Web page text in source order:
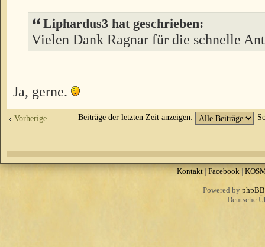
Liphardus3 hat geschrieben:
Vielen Dank Ragnar für die schnelle
Ja, gerne.
Vorherige Beiträge der letzten Zeit anzeigen:
Kontakt| Facebook |
Powered by phpBB
Deutsche